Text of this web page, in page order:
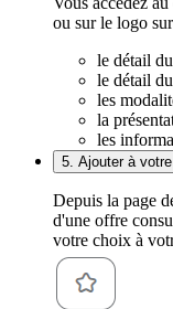
ou sur le logo
le détail
le détail
les
la
les
5. Ajouter à
Depuis la page
d'une offre
votre choix à